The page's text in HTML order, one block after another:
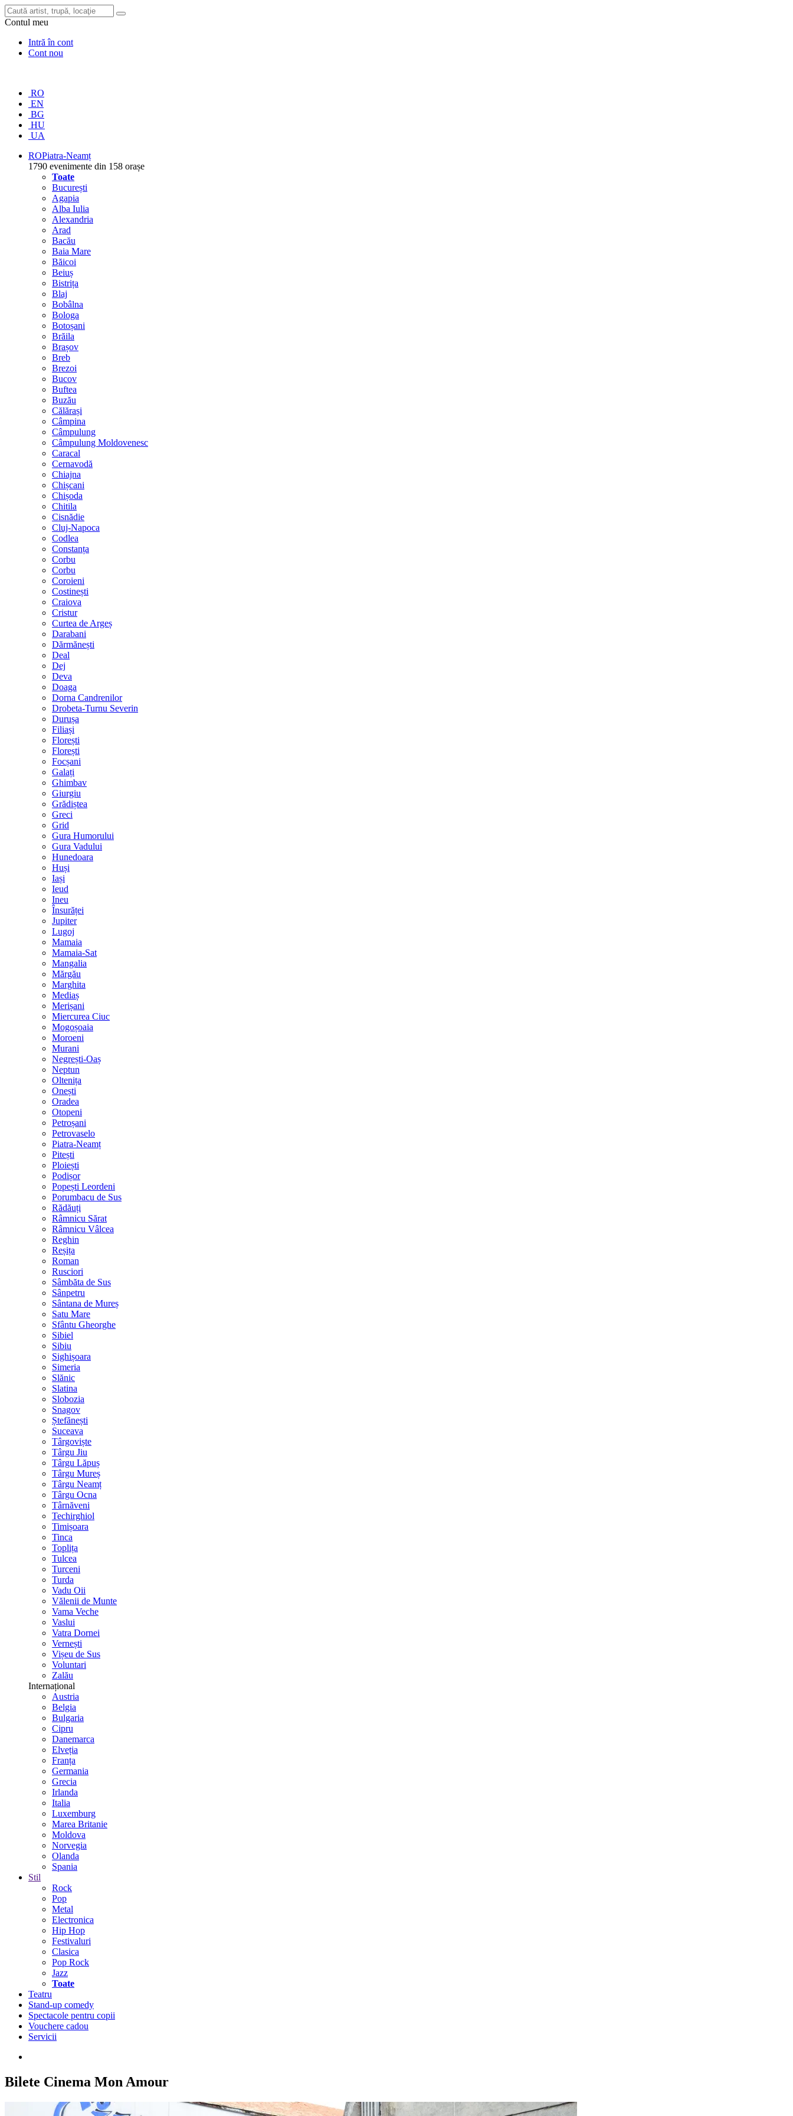
Contul meu
Intră în cont
Cont nou
RO
EN
BG
HU
UA
ROPiatra-Neamț
1790 evenimente din 158 orașe
Toate
București
Agapia
Alba Iulia
Alexandria
Arad
Bacău
Baia Mare
Băicoi
Beiuș
Bistrița
Blaj
Bobâlna
Bologa
Botoșani
Brăila
Brașov
Breb
Brezoi
Bucov
Buftea
Buzău
Călărași
Câmpina
Câmpulung
Câmpulung Moldovenesc
Caracal
Cernavodă
Chiajna
Chișcani
Chișoda
Chitila
Cisnădie
Cluj-Napoca
Codlea
Constanța
Corbu
Corbu
Coroieni
Costinești
Craiova
Cristur
Curtea de Argeș
Darabani
Dărmănești
Deal
Dej
Deva
Doaga
Dorna Candrenilor
Drobeta-Turnu Severin
Durușa
Filiași
Florești
Florești
Focșani
Galați
Ghimbav
Giurgiu
Grădiștea
Greci
Grid
Gura Humorului
Gura Vadului
Hunedoara
Huși
Iași
Ieud
Ineu
Însurăței
Jupiter
Lugoj
Mamaia
Mamaia-Sat
Mangalia
Mărgău
Marghita
Mediaș
Merișani
Miercurea Ciuc
Mogoșoaia
Moroeni
Murani
Negrești-Oaș
Neptun
Oltenița
Onești
Oradea
Otopeni
Petroșani
Petrovaselo
Piatra-Neamț
Pitești
Ploiești
Podișor
Popești Leordeni
Porumbacu de Sus
Rădăuți
Râmnicu Sărat
Râmnicu Vâlcea
Reghin
Reșița
Roman
Rusciori
Sâmbăta de Sus
Sânpetru
Sântana de Mureș
Satu Mare
Sfântu Gheorghe
Sibiel
Sibiu
Sighișoara
Simeria
Slănic
Slatina
Slobozia
Snagov
Ștefănești
Suceava
Târgoviște
Târgu Jiu
Târgu Lăpuș
Târgu Mureș
Târgu Neamț
Târgu Ocna
Târnăveni
Techirghiol
Timișoara
Tinca
Toplița
Tulcea
Turceni
Turda
Vadu Oii
Vălenii de Munte
Vama Veche
Vaslui
Vatra Dornei
Vernești
Vișeu de Sus
Voluntari
Zalău
Internațional
Austria
Belgia
Bulgaria
Cipru
Danemarca
Elveția
Franța
Germania
Grecia
Irlanda
Italia
Luxemburg
Marea Britanie
Moldova
Norvegia
Olanda
Spania
Stil
Rock
Pop
Metal
Electronica
Hip Hop
Festivaluri
Clasica
Pop Rock
Jazz
Toate
Teatru
Stand-up comedy
Spectacole pentru copii
Vouchere cadou
Servicii
Bilete Cinema Mon Amour